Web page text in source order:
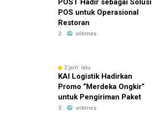
POST Hadir sebagai Solusi
POS untuk Operasional
Restoran
2 vritimes
2 jam lalu
KAI Logistik Hadirkan
Promo “Merdeka Ongkir”
untuk Pengiriman Paket
3 vritimes